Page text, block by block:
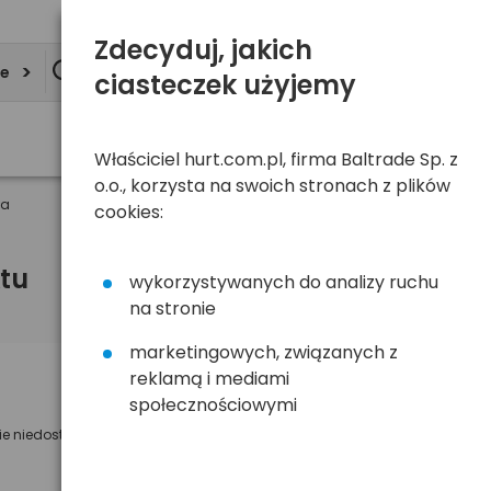
niedostępny
Powiadom mnie o dostępności
Zdecyduj, jakich
ciasteczek użyjemy
Właściciel hurt.com.pl, firma Baltrade Sp. z
o.o., korzysta na swoich stronach z plików
cookies:
wykorzystywanych do analizy ruchu
na stronie
marketingowych, związanych z
reklamą i mediami
społecznościowymi